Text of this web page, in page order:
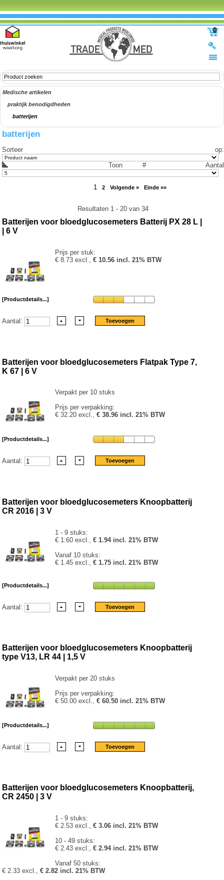
0
Medische artikelen
praktijk benodigdheden
batterijen
batterijen
Sorteer op:
Toon # Aantal
1 2 Volgende » Einde »»
Resultaten 1 - 20 van 34
Batterijen voor bloedglucosemeters Batterij PX 28 L |
| 6 V
Prijs per stuk:
€ 8.73 excl.,€ 10.56 incl. 21% BTW
[Productdetails...]
Aantal:
Batterijen voor bloedglucosemeters Flatpak Type 7,
K 67 | 6 V
Verpakt per 10 stuks
Prijs per verpakking:
€ 32.20 excl.,€ 38.96 incl. 21% BTW
[Productdetails...]
Aantal:
Batterijen voor bloedglucosemeters Knoopbatterij
CR 2016 | 3 V
1 - 9 stuks:
€ 1.60 excl.,€ 1.94 incl. 21% BTW
Vanaf 10 stuks:
€ 1.45 excl.,€ 1.75 incl. 21% BTW
[Productdetails...]
Aantal:
Batterijen voor bloedglucosemeters Knoopbatterij
type V13, LR 44 | 1,5 V
Verpakt per 20 stuks
Prijs per verpakking:
€ 50.00 excl.,€ 60.50 incl. 21% BTW
[Productdetails...]
Aantal:
Batterijen voor bloedglucosemeters Knoopbatterij,
CR 2450 | 3 V
1 - 9 stuks:
€ 2.53 excl.,€ 3.06 incl. 21% BTW
10 - 49 stuks:
€ 2.43 excl.,€ 2.94 incl. 21% BTW
Vanaf 50 stuks:
€ 2.33 excl.,€ 2.82 incl. 21% BTW